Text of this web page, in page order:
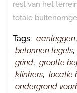
rest van het
totale
Tags: aanleggen,
betonnen tegels,
grind, grootte
klinkers, locatie
ondergrond